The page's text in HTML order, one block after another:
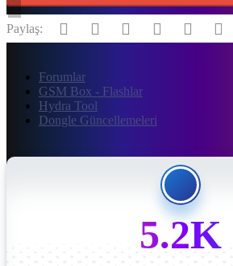
Paylaş: FacebookTwitter Reddit PinterestTumblr
Forumlar
GSM Box - Flashlar
Hydra Tool
Dongle Güncellemeleri
5.2K